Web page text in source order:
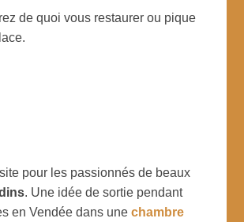
de quoi vous restaurer ou pique
pour les passionnés de beaux
. Une idée de sortie pendant
en Vendée dans unechambre